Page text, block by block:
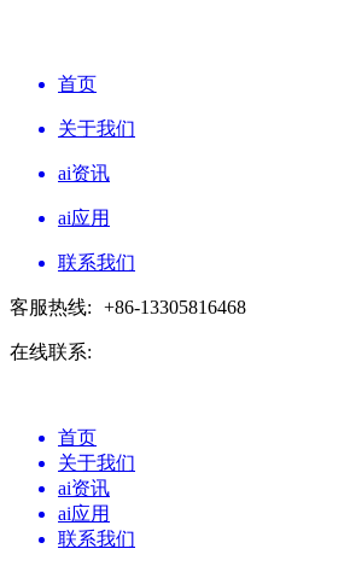
首页
关于我们
ai资讯
ai应用
联系我们
客服热线: +86-13305816468
在线联系:
首页
关于我们
ai资讯
ai应用
联系我们